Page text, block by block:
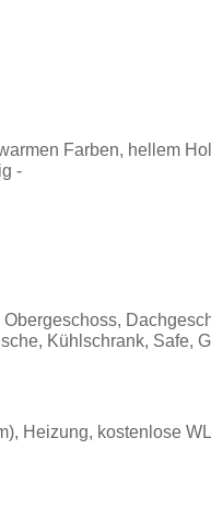
Farben, hellem
-
Kühlschrank, Safe,
Heizung, kostenlose